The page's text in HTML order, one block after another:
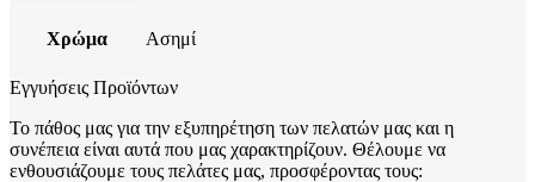
Χρώμα Ασημί
Εγγυήσεις Προϊόντων
Το πάθος μας για την εξυπηρέτηση των πελατών μας και η
συνέπεια είναι αυτά που μας χαρακτηρίζουν. Θέλουμε να
ενθουσιάζουμε τους πελάτες μας, προσφέροντας τους: